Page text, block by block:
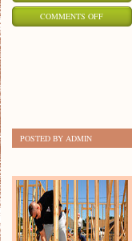
COMMENTS OFFON
POSTED BY ADMIN